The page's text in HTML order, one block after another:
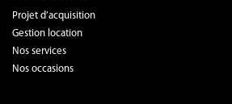
Projet d’acquisition
Gestion location
Nos services
Nos occasions